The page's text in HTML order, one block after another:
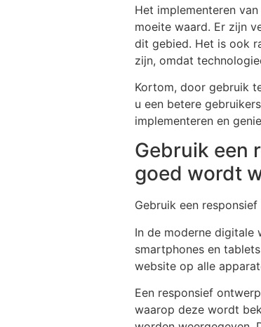
Het implementeren
moeite waard. Er zijn
dit gebied. Het is ook
zijn, omdat
Kortom, door gebruik
u een betere
implementeren en
Gebruik een
goed wordt
Gebruik een
In de moderne digitale
smartphones en
website op alle
Een responsief
waarop deze wordt